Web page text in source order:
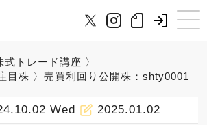
式トレード講座 〉
目株 〉売買利回り公開株：shty0001
Wed 2025.01.02